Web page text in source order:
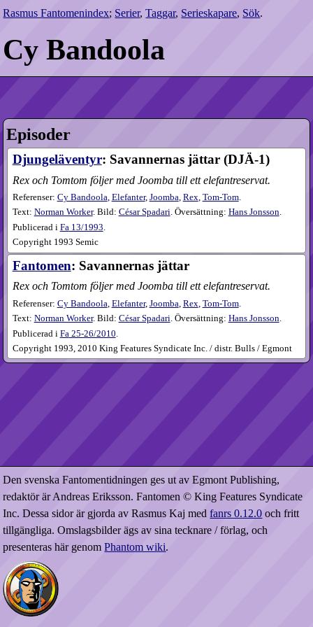
Rasmus Fantomenindex; Serier,Taggar, Serieskapare, Sök.
Cy Bandoola
Episoder
Djungeläventyr: Savannernas jättar (DJÄ-1)
Rex och Tomtom följer med Joomba till ett elefantreservat.
Referenser: Cy Bandoola Elefanter, Joomba Rex Tom-Tom.
Text: Norman Worker. Bild: César Spadari. Översättning: Hans Jonsson.
Publicerad i Fa13​/1993.
Copyright 1993 Semic
Fantomen: Savannernas jättar
Rex och Tomtom följer med Joomba till ett elefantreservat.
Referenser: Cy Bandoola Elefanter, Joomba Rex Tom-Tom.
Text: Norman Worker. Bild: César Spadari. Översättning: Hans Jonsson.
Publicerad i Fa 25-26​/2010
Copyright 1993, 2010 King Features Syndicate Inc. / distr. Bulls / Egmont
Den svenska Fantomentidningen ges ut av Egmont Publishing,
redaktör är Andreas Eriksson. Fantomen © King Features Syndicate
Inc. Dessa sidor är gjorda av Rasmus Kaj medfanrs 0.12.0 och fritt
tillgängliga. Omslagsbilder ägs av sina tecknare / förlag, och
presenteras här genomPhantom wiki.